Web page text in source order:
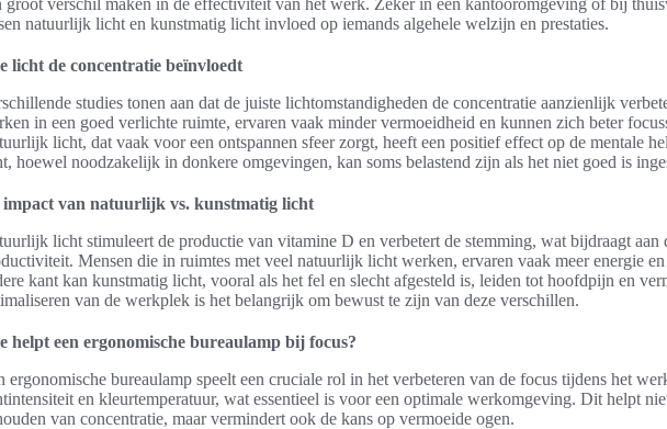
groot verschil maken in de effectiviteit van het werk. Zeker in een kantooromgeving of bij
natuurlijk licht en kunstmatig licht invloed op iemands algehele welzijn en prestaties.
licht de concentratie beïnvloedt
studies tonen aan dat de juiste lichtomstandigheden de concentratie aanzienlijk
in een goed verlichte ruimte, ervaren vaak minder vermoeidheid en kunnen zich beter
licht, dat vaak voor een ontspannen sfeer zorgt, heeft een positief effect op de mentale
hoewel noodzakelijk in donkere omgevingen, kan soms belastend zijn als het niet goed is
impact van natuurlijk vs. kunstmatig licht
licht stimuleert de productie van vitamine D en verbetert de stemming, wat bijdraagt aan
Mensen die in ruimtes met veel natuurlijk licht werken, ervaren vaak meer energie
kant kan kunstmatig licht, vooral als het fel en slecht afgesteld is, leiden tot hoofdpijn en
van de werkplek is het belangrijk om bewust te zijn van deze verschillen.
helpt een ergonomische bureaulamp bij focus?
ergonomische bureaulamp speelt een cruciale rol in het verbeteren van de focus tijdens het
en kleurtemperatuur, wat essentieel is voor een optimale werkomgeving. Dit helpt
van concentratie, maar vermindert ook de kans op vermoeide ogen.